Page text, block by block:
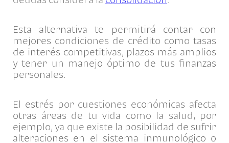
Esta alternativa te permitirá contar con
mejores condiciones de crédito como tasas
de interés competitivas, plazos más amplios
y tener un manejo óptimo de tus finanzas
personales.
El estrés por cuestiones económicas afecta
otras áreas de tu vida como la salud, por
ejemplo, ya que existe la posibilidad de sufrir
alteraciones en el sistema inmunológico o